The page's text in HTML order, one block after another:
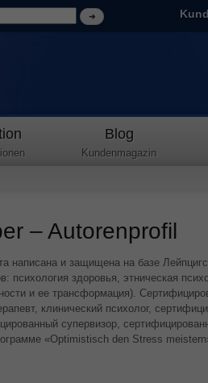
Blog
Kundenmagazin
– Autorenprofil
написана и защищена на базе
психология здоровья, этническая
и ее трансформация).
клинический психолог,
супервизор,
«Optimistisch den Stress